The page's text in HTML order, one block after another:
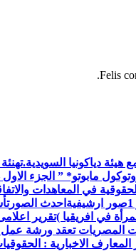
Felis
هيئة دياكونيا السويدية.
مابوتو* ” الجزء
في المعاهدات
صور ارشيفية احدث الصور
في افريقيا )تقرير
المصريات تعقد ورشة عمل
المعارف الاخبارية :